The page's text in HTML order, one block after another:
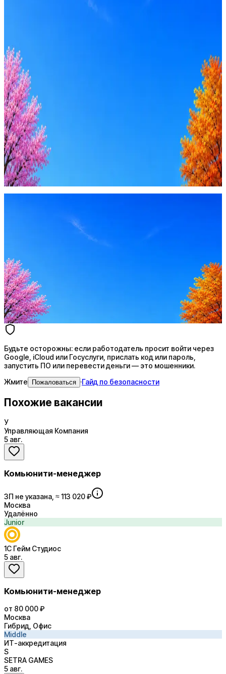
Оффер быстрее с Эйч
Будьте осторожны: если работодатель просит войти через
Google, iCloud или Госуслуги, прислать код или пароль,
запустить ПО или перевести деньги — это мошенники.
Жмите Пожаловаться
Стратегия поиска с AI: рынки, позиции, вилка, каналы
Будьте осторожны: если работодатель просит войти через
Google, iCloud или Госуслуги, прислать код или пароль,
запустить ПО или перевести деньги — это мошенники.
Жмите
Пожаловаться ·Гайд по безопасности
Похожие вакансии
У
Управляющая Компания
5 авг.
Комьюнити-менеджер
ЗП не указана, ≈ 113 020 ₽
Москва
Удалённо
Junior
1С Гейм Студиос
5 авг.
Комьюнити-менеджер
от 80 000 ₽
Москва
Гибрид, Офис
Middle
ИТ-аккредитация
S
SETRA GAMES
5 авг.